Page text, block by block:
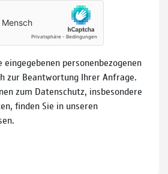
personenbezogenen
zur Beantwortung Ihrer Anfrage.
zum Datenschutz, insbesondere
finden Sie in unseren